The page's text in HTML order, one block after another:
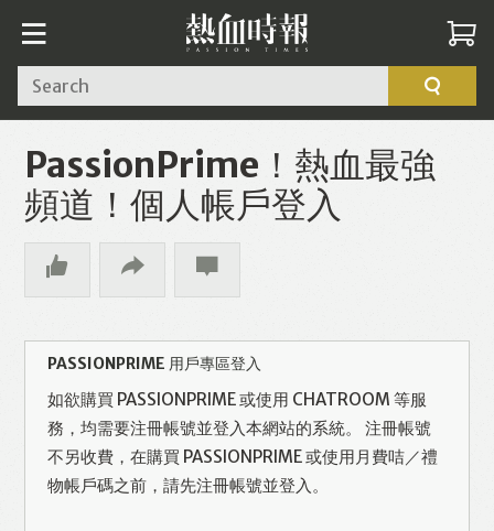
Search
PassionPrime！熱血最強
頻道！個人帳戶登入
PASSIONPRIME 用戶專區登入
如欲購買 PASSIONPRIME 或使用 CHATROOM 等服
務，均需要注冊帳號並登入本網站的系統。 注冊帳號
不另收費，在購買 PASSIONPRIME 或使用月費咭／禮
物帳戶碼之前，請先注冊帳號並登入。